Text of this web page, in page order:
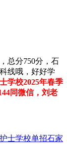
总分750分，石
线哦，好好学
学校2025年春季
同微信，刘老
士学校单招石家